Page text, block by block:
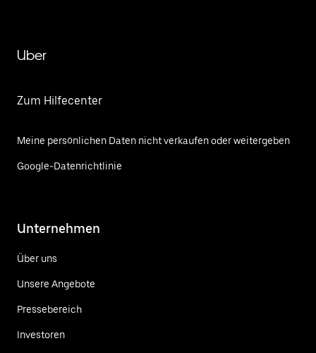
Uber
Zum Hilfecenter
Meine persönlichen Daten nicht verkaufen oder weitergeben
Google-Datenrichtlinie
Unternehmen
Über uns
Unsere Angebote
Pressebereich
Investoren